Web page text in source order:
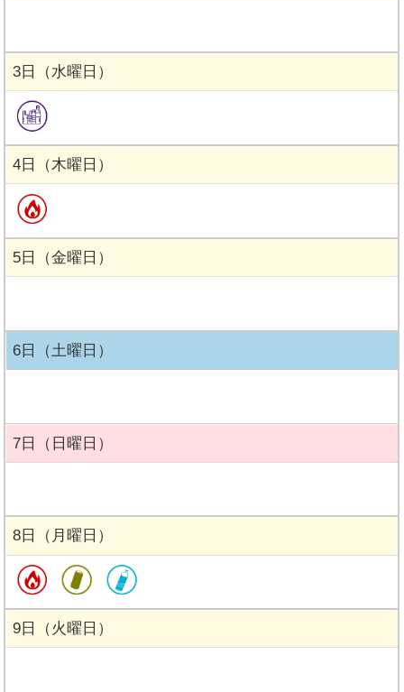
3日（水曜日）
4日（木曜日）
5日（金曜日）
6日（土曜日）
7日（日曜日）
8日（月曜日）
9日（火曜日）